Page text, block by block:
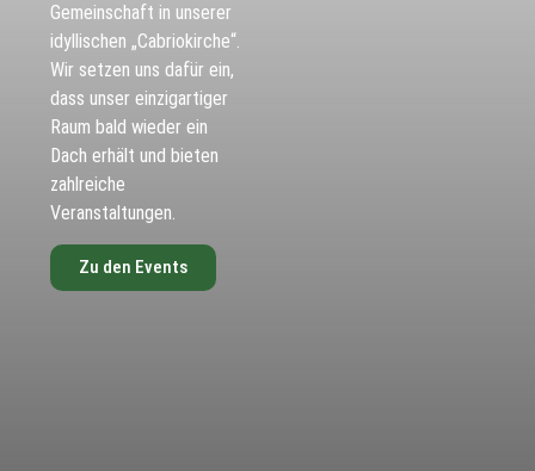
Gemeinschaft in unserer
idyllischen „Cabriokirche“.
Wir setzen uns dafür ein,
dass unser einzigartiger
Raum bald wieder ein
Dach erhält und bieten
zahlreiche
Veranstaltungen.
Zu den Events